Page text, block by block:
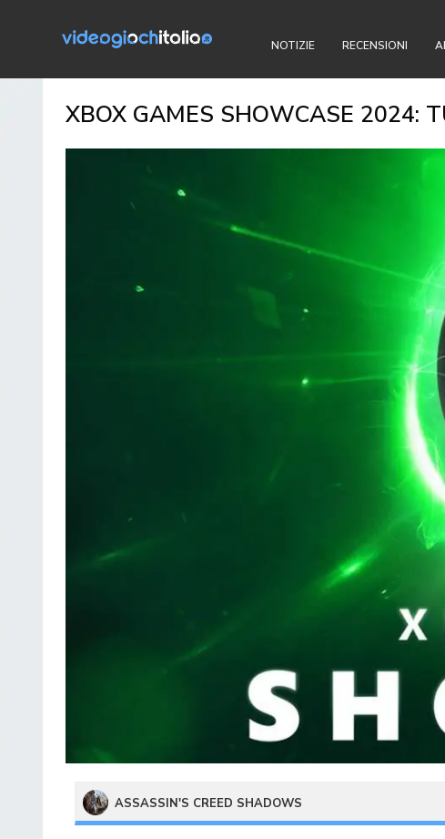
NOTIZIE RECENSIONI
XBOX GAMES SHOWCASE 2024:
ASSASSIN'S CREED SHADOWS